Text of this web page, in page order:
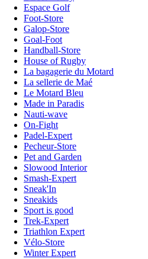
Espace Golf
Foot-Store
Galop-Store
Goal-Foot
Handball-Store
House of Rugby
La bagagerie du Motard
La sellerie de Maé
Le Motard Bleu
Made in Paradis
Nauti-wave
On-Fight
Padel-Expert
Pecheur-Store
Pet and Garden
Slowood Interior
Smash-Expert
Sneak'In
Sneakids
Sport is good
Trek-Expert
Triathlon Expert
Vélo-Store
Winter Expert